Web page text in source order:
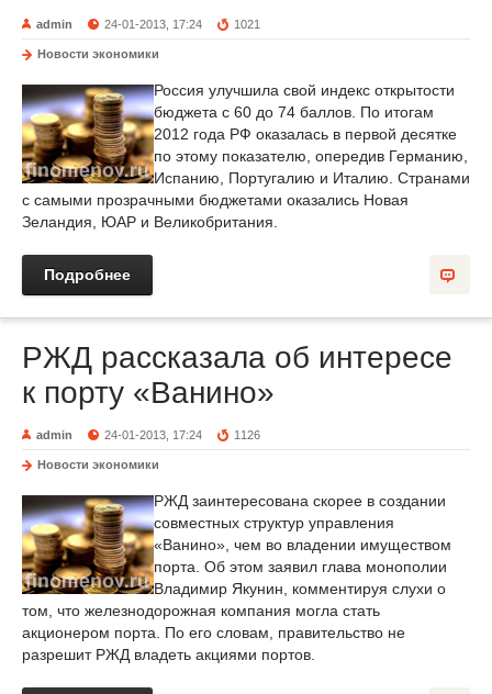
admin 24-01-2013, 17:24 1021
Новости экономики
Россия улучшила свой индекс открытости
бюджета с 60 до 74 баллов. По итогам
2012 года РФ оказалась в первой десятке
по этому показателю, опередив Германию,
Испанию, Португалию и Италию. Странами
с самыми прозрачными бюджетами оказались Новая
Зеландия, ЮАР и Великобритания.
Подробнее
РЖД рассказала об интересе
к порту «Ванино»
admin 24-01-2013, 17:24 1126
Новости экономики
РЖД заинтересована скорее в создании
совместных структур управления
«Ванино», чем во владении имуществом
порта. Об этом заявил глава монополии
Владимир Якунин, комментируя слухи о
том, что железнодорожная компания могла стать
акционером порта. По его словам, правительство не
разрешит РЖД владеть акциями портов.